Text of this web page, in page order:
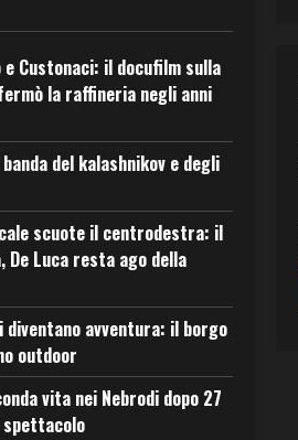
e Custonaci: il docufilm sulla
la raffineria negli anni
del kalashnikov e degli
scuote il centrodestra: il
De Luca resta ago della
diventano avventura: il borgo
outdoor
vita nei Nebrodi dopo 27
spettacolo